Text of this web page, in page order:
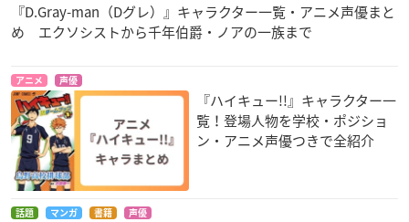
『D.Gray-man（Dグレ）』キャラクター一覧・アニメ声優まと
め エクソシストから千年伯爵・ノアの一族まで
アニメ 声優
『ハイキュー!!』キャラクター一
覧！登場人物を学校・ポジショ
ン・アニメ声優つきで全紹介
話題 マンガ 書籍 声優